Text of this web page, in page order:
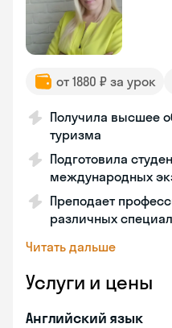
от 1880 ₽ за урок
Получила высшее
туризма
Подготовила
международных
Преподает
различных
Читать дальше
Услуги и цены
Английский язык